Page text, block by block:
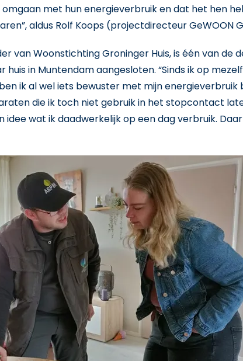
met hun energieverbruik en dat het hen
aldus Rolf Koops (projectdirecteur GeWOON
van Woonstichting Groninger Huis, is één van de
huis in Muntendam aangesloten. “Sinds ik op
ik al wel iets bewuster met mijn energieverbruik
die ik toch niet gebruik in het stopcontact
idee wat ik daadwerkelijk op een dag verbruik.